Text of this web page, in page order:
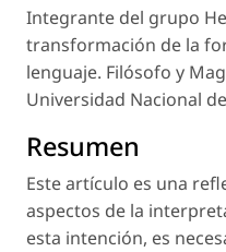
Integrante del grupo
transformación de la
lenguaje. Filósofo y
Universidad Nacional
Resumen
Este artículo es una
aspectos de la
esta intención, es